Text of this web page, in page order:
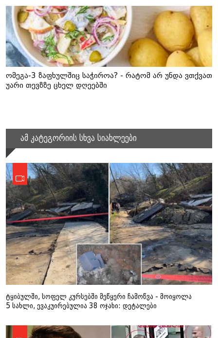
ომეგა-3 ზაფხულშიც საჭიროა? - რატომ არ უნდა ვთქვათ
უარი თევზზე ცხელ დღეებში
ამ კატეგორიის სხვა სიახლეები
ტყიბულში, სოფელ კურსებში მეწყერი ჩამოწვა - მოიყოლა
5 სახლი, ევაკუირებულია 38 ოჯახი: დეტალები